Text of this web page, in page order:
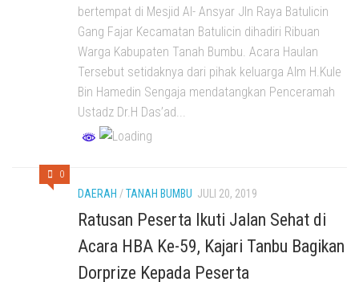
bertempat di Mesjid Al- Ansyar Jln Raya Batulicin
Gang Fajar Kecamatan Batulicin dihadiri Ribuan
Warga Kabupaten Tanah Bumbu. Acara Haulan
Tersebut setidaknya dari pihak keluarga Alm H.Kule
Bin Hamedin Sengaja mendatangkan Penceramah
Ustadz Dr.H Das’ad...
0
DAERAH /TANAH BUMBU JULI 20, 2019
Ratusan Peserta Ikuti Jalan Sehat di
Acara HBA Ke-59, Kajari Tanbu Bagikan
Dorprize Kepada Peserta